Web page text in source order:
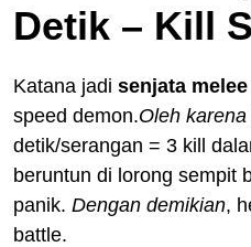
Detik – Kill
Katana jadi senjata
speed demon.Oleh karena
detik/serangan = 3 kill
beruntun di lorong sempit
panik. Dengan demikian,
battle.